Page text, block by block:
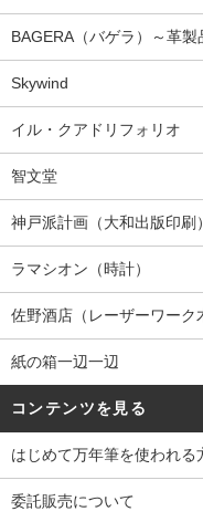
BAGERA（バゲラ）～革製
Skywind
イル・クアドリフォリオ
智文堂
神戸派計画（大和出版印刷）
ラマシオン（時計）
佐野酒店（レーザーワーク
紙の箱一辺一辺
コンテンツを見る
はじめて万年筆を使われる
委託販売について